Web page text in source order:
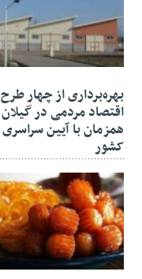
۳۰ بهمن ۱۴۰۴
بهره‌برداری از چهار طرح
اقتصاد مردمی در گیلان
همزمان با آیین سراسری
کشور
۳۰ بهمن ۱۴۰۴